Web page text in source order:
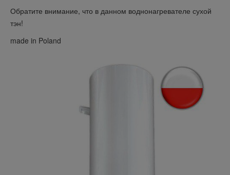
Обратите внимание, что в данном воднонагревателе сухой
тэн!
made in Poland